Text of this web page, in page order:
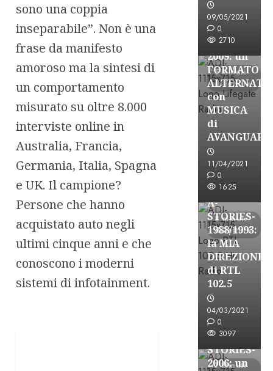
sono una coppia
inseparabile”. Non è una
frase da manifesto
amoroso ma la sintesi di
un comportamento
misurato su oltre 8.000
interviste online in
Australia, Francia,
Germania, Italia, Spagna
e UK. Il campione?
Persone che hanno
acquistato auto negli
ultimi cinque anni e che
conoscono i moderni
sistemi di infotainment.
09/05/2021
0
2710
5 minuti
di lettura
FREE
A-
STORIES-
2009: un
FORMATO
con
MUSICA
di
11/04/2021
0
1625
8 minuti
di lettura
A-Stories
Formazione
FREE
A-
STORIES-
1988/1993:
la MIA
DIREZIONE
di RTL
102.5
04/03/2021
0
3097
7 minuti
A-Stories
Formazione
FREE
A-
STORIES-
2006: un